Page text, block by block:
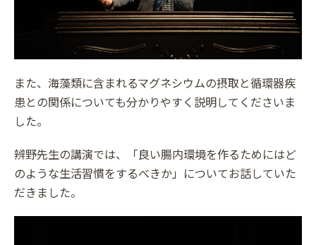
また、海藻類に含まれるマグネシウムの摂取と循環器疾
患との関係についても分かりやすく説明してくださいま
した。
辨野先生の講演では、「良い腸内環境を作るためにはど
のような生活習慣をするべきか」についてお話していた
だきました。